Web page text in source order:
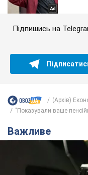
Підпишись на
(Архів)
"Показували ваше
Важливе